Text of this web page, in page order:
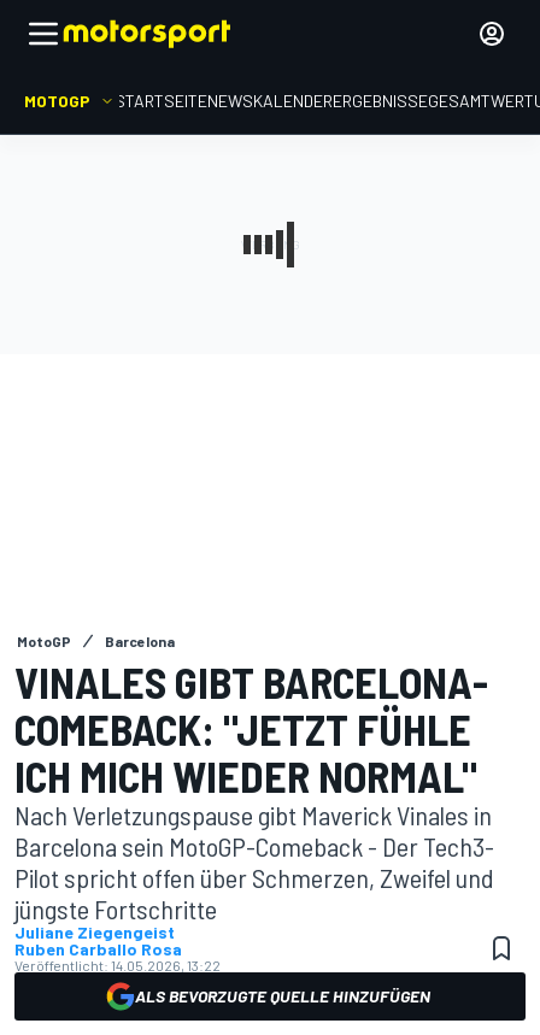
MOTOGP STARTSEITENEWSKALENDERERGEBNISSE
MotoGP Barcelona
VINALES GIBT BARCELONA-
COMEBACK: "JETZT FÜHLE
ICH MICH WIEDER NORMAL"
Nach Verletzungspause gibt Maverick Vinales in
Barcelona sein MotoGP-Comeback - Der Tech3-
Pilot spricht offen über Schmerzen, Zweifel und
jüngste Fortschritte
Juliane Ziegengeist
Ruben Carballo Rosa
Veröffentlicht: 14.05.2026, 13:22
ALS BEVORZUGTE QUELLE HINZUFÜGEN